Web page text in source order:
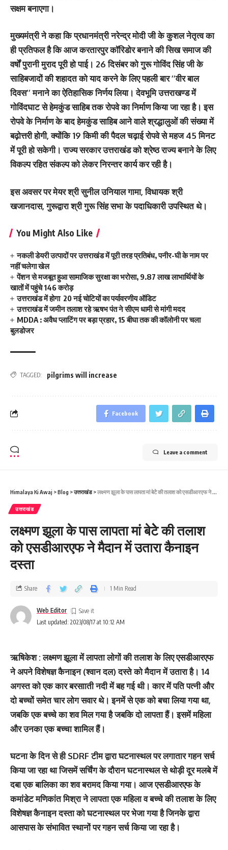
सक्षम बनाएगा।
मुख्यमंत्री ने कहा कि प्रधानमंत्री नरेन्द्र मोदी जी के कुशल नेतृत्व का
ही प्रतिफल है कि आज करतारपुर कॉरिडोर बनाने की सिख समाज की
वर्षों पुरानी मुराद पूरी हो पाई। 26 दिसंबर को गुरू गोविंद सिंह जी के
साहिबजादों की शहादत को याद करने के लिए पहली बार ’’वीर बाल
दिवस’’ मनाने का ऐतिहासिक निर्णय लिया। देवभूमि उत्तराखण्ड में
गोविंदघाट से हेमकुंड साहिब तक रोपवे का निर्माण किया जा रहा है। इस
रोपवे के निर्माण के बाद हेमकुंड साहिब आने वाले श्रद्धालुओं की संख्या में
बढ़ोत्तरी होगी, क्योंकि 19 किमी की पैदल चढ़ाई रोपवे से महज 45 मिनट
में पूरी हो सकेगी। राज्य सरकार उत्तराखंड को श्रेष्ठ राज्य बनाने के लिए
विकल्प रहित संकल्प को लेकर निरन्तर कार्य कर रही है।
इस अवसर पर मेयर श्री सुनील उनियाल गामा, विधायक श्री
खजानदास, गुरूद्वारा श्री गुरू सिंह सभा के पदाधिकारी उपस्थित थे।
You Might Also Like
नकली डेयरी उत्पादों पर उत्तराखंड में पूरी तरह प्रतिबंध, पनीर-घी के नाम पर
नहीं चलेगा खेल
पेंशन से मजबूत हुआ सामाजिक सुरक्षा का भरोसा, 9.87 लाख लाभार्थियों के
खातों में पहुंचे 146 करोड़
उत्तराखंड में होगा 20 नई चोटियों का पर्यावरणीय ऑडिट
उत्तराखंड में जमीन तलाश रहे ऋषभ पंत ने सीएम धामी से मांगी मदद
MDDA : अवैध प्लाटिंग पर बड़ा प्रहार, 15 बीघा तक की कॉलोनी पर चला
बुलडोजर
TAGGED: pilgrims will increase
Facebook
Leave a comment
Himalaya Ki Awaj >Blog >उत्तराखंड>लक्ष्‍मण झूला के पास लापता मां बेटेे की तलाश को एसडीआरएफ ने मैदान में उतारा कैनाइन दस्‍ता
उत्तराखंड
लक्ष्‍मण झूला के पास लापता मां बेटेे की तलाश
को एसडीआरएफ ने मैदान में उतारा कैनाइन
दस्‍ता
Last updated: 2023/08/17 at 10:12 AM
Web Editor
Share 1 Min Read
ऋषिकेश : लक्ष्मण झूला में लापता लोगों की तलाश के लिए एसडीआरएफ
ने अपने विशेषज्ञ कैनाइन (श्वान दल) दस्ते को मैदान में उतारा है। 14
अगस्‍त को एक कार बरसााती नदी में बह गई थी। कार में पति पत्‍नी और
दो बच्‍चों समेत चार लोग सवार थे। इनमें से एक को बचा लिया गया था,
जबकि एक बच्‍चे का शव मिल गया है जबकि दो लापता हैं। इसमें महिला
और उनका एक बच्‍चा शामिल हैं।
घटना के दिन से ही SDRF टीम द्वारा घटनास्थल पर लगातार गहन सर्च
किया जा रहा था जिसमें सर्चिंग के दौरान घटनास्थल से थोड़ी दूर मलबे में
दबा एक बालिका का शव बरामद किया गया। आज एसडीआरएफ के
कमांडेट मणिकांत मिश्रा ने लापता एक महिला व बच्चे की तलाश के लिए
विशेषज्ञ कैनाइन दस्ता को घटनास्थल पर भेजा गया है जिनके द्वारा
आसपास के संभावित स्थानों पर गहन सर्च किया जा रहा है।